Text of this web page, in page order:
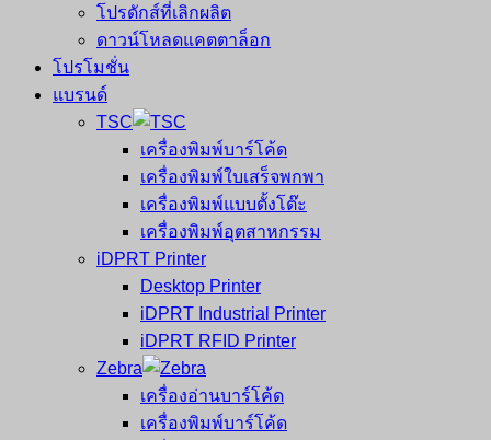
โปรดักส์ที่เลิกผลิต
ดาวน์โหลดแคตตาล็อก
โปรโมชั่น
แบรนด์
TSC
เครื่องพิมพ์บาร์โค้ด
เครื่องพิมพ์ใบเสร็จพกพา
เครื่องพิมพ์แบบตั้งโต๊ะ
เครื่องพิมพ์อุตสาหกรรม
iDPRT Printer
Desktop Printer
iDPRT Industrial Printer
iDPRT RFID Printer
Zebra
เครื่องอ่านบาร์โค้ด
เครื่องพิมพ์บาร์โค้ด